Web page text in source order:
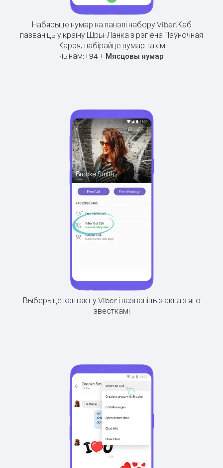
Набярыце нумар на панэлі набору Viber.Каб
пазваніць у краіну Шры-Ланка з рэгіёна Паўночная
Карэя, набірайце нумар такім
чынам:+94 + Мясцовы нумар
Выберыце кантакт у Viber і пазваніць з акна з яго
звесткамі